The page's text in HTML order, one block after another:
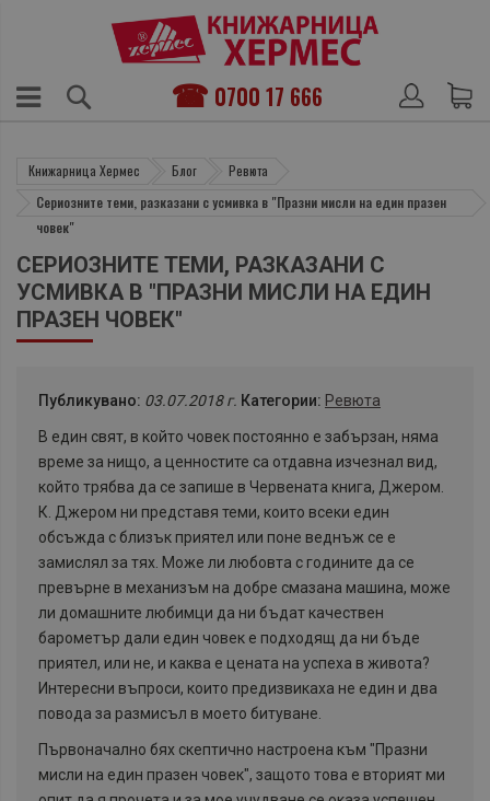
0700 17 666
Книжарница Хермес Блог
Ревюта
Сериозните теми, разказани с усмивка в "Празни мисли на един празен
човек"
СЕРИОЗНИТЕ ТЕМИ, РАЗКАЗАНИ С
УСМИВКА В "ПРАЗНИ МИСЛИ НА ЕДИН
ПРАЗЕН ЧОВЕК"
Публикувано: 03.07.2018 г. Категории: Ревюта
В един свят, в който човек постоянно е забързан, няма
време за нищо, а ценностите са отдавна изчезнал вид,
който трябва да се запише в Червената книга, Джером.
К. Джером ни представя теми, които всеки един
обсъжда с близък приятел или поне веднъж се е
замислял за тях. Може ли любовта с годините да се
превърне в механизъм на добре смазана машина, може
ли домашните любимци да ни бъдат качествен
барометър дали един човек е подходящ да ни бъде
приятел, или не, и каква е цената на успеха в живота?
Интересни въпроси, които предизвикаха не един и два
повода за размисъл в моето битуване.
Първоначално бях скептично настроена към "Празни
мисли на един празен човек", защото това е вторият ми